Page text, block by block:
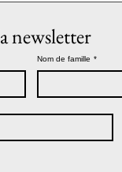
newsletter
Nom de famille *